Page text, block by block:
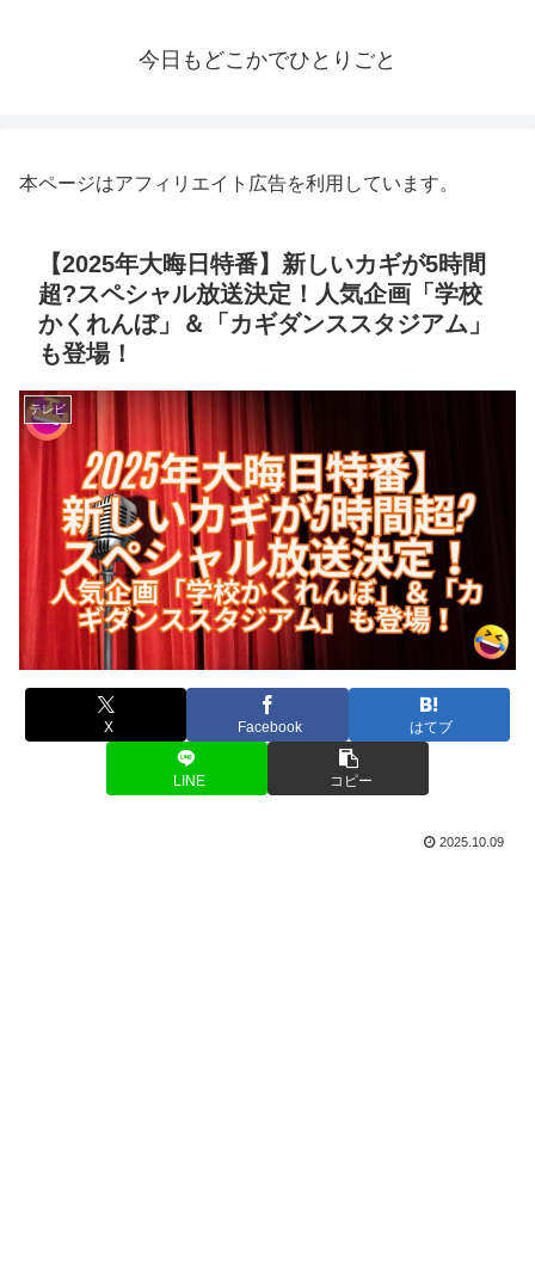
今日もどこかでひとりごと
本ページはアフィリエイト広告を利用しています。
【2025年大晦日特番】新しいカギが5時間
超?スペシャル放送決定！人気企画「学校
かくれんぼ」＆「カギダンススタジアム」
も登場！
テレビ
X Facebook はてブ
LINE コピー
2025.10.09